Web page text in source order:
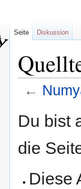
←
Navigation
Suche
Du bist
die
Diese
Seite Diskussion